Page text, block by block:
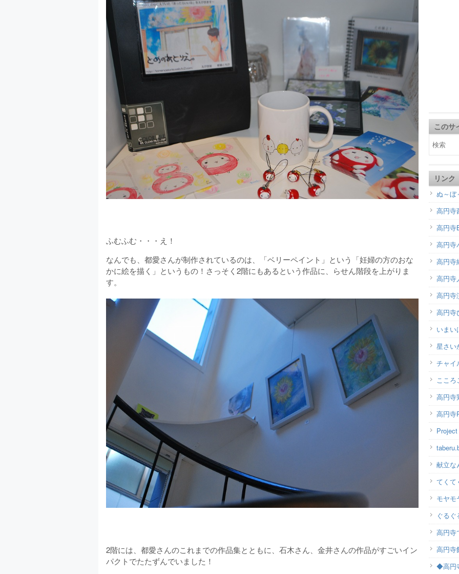
ふむふむ・・・え！
なんでも、都愛さんが制作されているのは、「ベリーペイント」という「妊婦の方のおな
かに絵を描く」というもの！さっそく2階にもあるという作品に、らせん階段を上がりま
す。
2階には、都愛さんのこれまでの作品集とともに、石木さん、金井さんの作品がすごいイン
パクトでたたずんでいました！
このサ
リンク
ぬ～ぼ
高円寺
高円寺
高円寺
高円寺
高円寺
高円寺
高円寺
いまい
星さい
チャイ
こころ
高円寺
高円寺
献立な
てくて
モヤモ
ぐる
高円寺
高円寺
◆高円